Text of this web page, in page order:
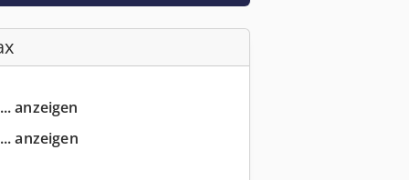
anzeigen
anzeigen